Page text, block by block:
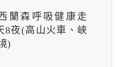
蘭森呼吸健康走
8夜(高山火車、峽
)